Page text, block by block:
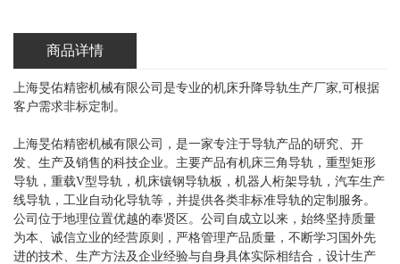
商品详情
上海旻佑精密机械有限公司是专业的机床升降导轨生产厂家,可根据
客户需求非标定制。
上海旻佑精密机械有限公司，是一家专注于导轨产品的研究、开
发、生产及销售的科技企业。主要产品有机床三角导轨，重型矩形
导轨，重载V型导轨，机床镶钢导轨板，机器人桁架导轨，汽车生产
线导轨，工业自动化导轨等，并提供各类非标准导轨的定制服务。
公司位于地理位置优越的奉贤区。公司自成立以来，始终坚持质量
为本、诚信立业的经营原则，严格管理产品质量，不断学习国外先
进的技术、生产方法及企业经验与自身具体实际相结合，设计生产